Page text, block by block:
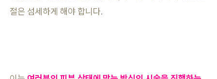
절은 섬세하게 해야 합니다.